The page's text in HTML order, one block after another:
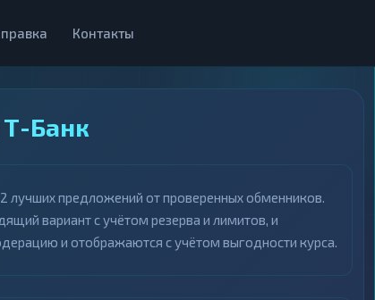
Контакты
Банк
лучших предложений от проверенных обменников.
вариант с учётом резерва и лимитов, и
и отображаются с учётом выгодности курса.